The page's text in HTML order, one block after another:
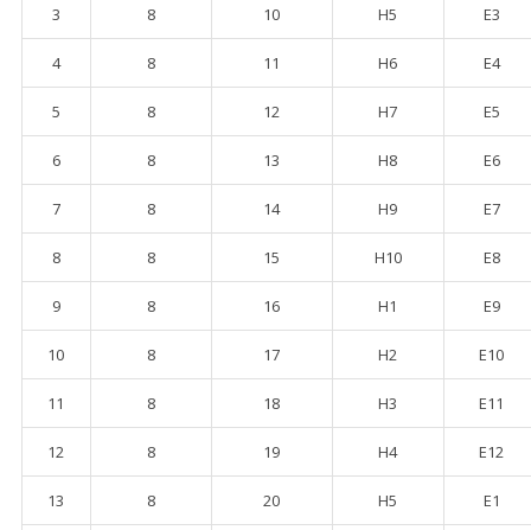
3 8 10 H5 E3
4 8 11 H6 E4
5 8 12 H7 E5
6 8 13 H8 E6
7 8 14 H9 E7
8 8 15 H10 E8
9 8 16 H1 E9
10 8 17 H2 E10
11 8 18 H3 E11
12 8 19 H4 E12
13 8 20 H5 E1